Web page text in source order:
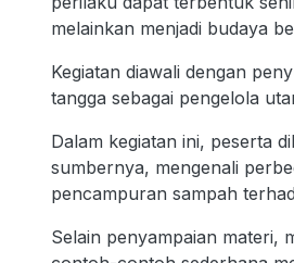
melainkan menjadi budaya
Kegiatan diawali dengan
tangga sebagai pengelola
Dalam kegiatan ini, peserta
sumbernya, mengenali
pencampuran sampah
Selain penyampaian materi,